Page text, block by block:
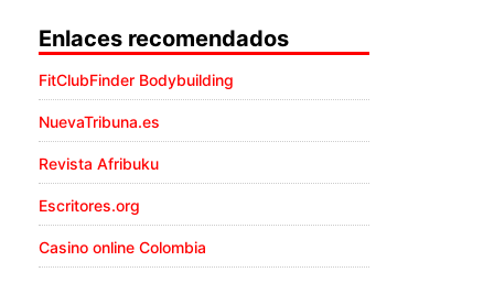
Enlaces recomendados
FitClubFinder Bodybuilding
NuevaTribuna.es
Revista Afribuku
Escritores.org
Casino online Colombia